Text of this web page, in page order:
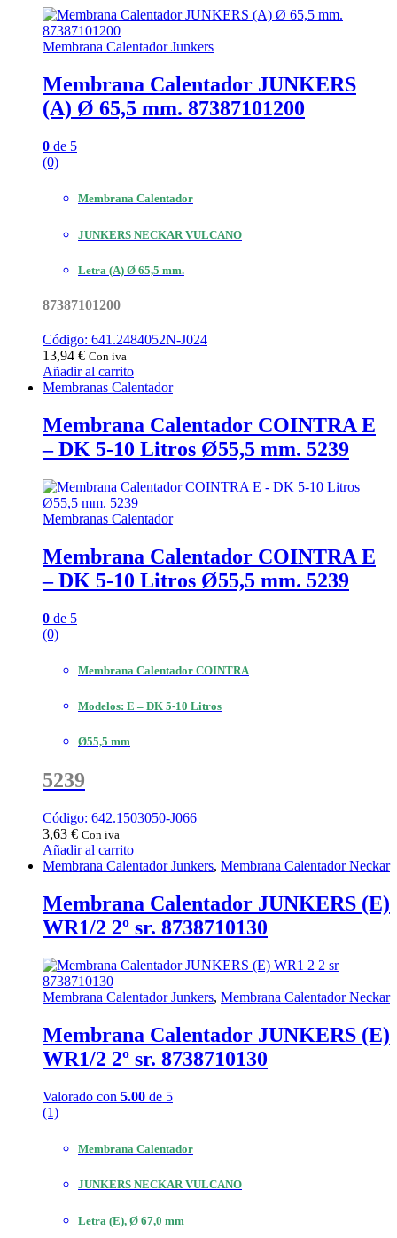
Membrana Calentador Junkers
Membrana Calentador JUNKERS
(A) Ø 65,5 mm. 87387101200
0 de 5
(0)
Membrana Calentador
JUNKERS NECKAR VULCANO
Letra (A) Ø 65,5 mm.
87387101200
Código: 641.2484052N-J024
13,94 € Con iva
Añadir al carrito
Membranas Calentador
Membrana Calentador COINTRA E
– DK 5-10 Litros Ø55,5 mm. 5239
Membranas Calentador
Membrana Calentador COINTRA E
– DK 5-10 Litros Ø55,5 mm. 5239
0 de 5
(0)
Membrana Calentador COINTRA
Modelos: E – DK 5-10 Litros
Ø55,5 mm
5239
Código: 642.1503050-J066
3,63 € Con iva
Añadir al carrito
Membrana Calentador Junkers, Membrana Calentador Neckar
Membrana Calentador JUNKERS (E)
WR1/2 2º sr. 8738710130
Membrana Calentador Junkers, Membrana Calentador Neckar
Membrana Calentador JUNKERS (E)
WR1/2 2º sr. 8738710130
Valorado con 5.00 de 5
(1)
Membrana Calentador
JUNKERS NECKAR VULCANO
Letra (E), Ø 67,0 mm